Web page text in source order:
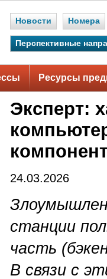
Новости Номера
Перспективные
Ресурсы
Эксперт:
24.03.2026
станции
часть
В связи с